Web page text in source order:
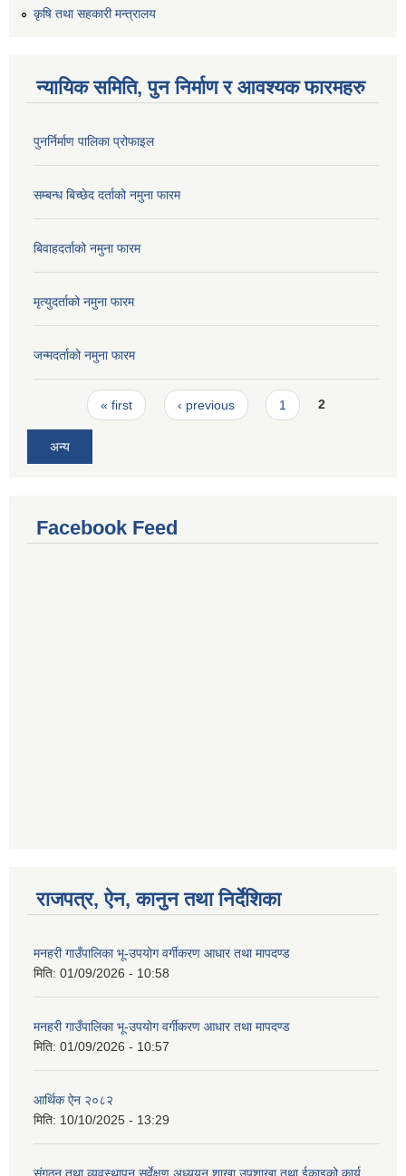
कृषि तथा सहकारी मन्त्रालय
न्यायिक समिति, पुन निर्माण र आवश्यक फारमहरु
पुनर्निर्माण पालिका प्रोफाइल
सम्बन्ध बिच्छेद दर्ताको नमुना फारम
बिवाहदर्ताको नमुना फारम
मृत्युदर्ताको नमुना फारम
जन्मदर्ताको नमुना फारम
Pages« first ‹ previous 1 2
अन्य
Facebook Feed
राजपत्र, ऐन, कानुन तथा निर्देशिका
मनहरी गाउँपालिका भू-उपयोग वर्गीकरण आधार तथा मापदण्ड
मिति: 01/09/2026 - 10:58
मनहरी गाउँपालिका भू-उपयोग वर्गीकरण आधार तथा मापदण्ड
मिति: 01/09/2026 - 10:57
आर्थिक ऐन २०८२
मिति: 10/10/2025 - 13:29